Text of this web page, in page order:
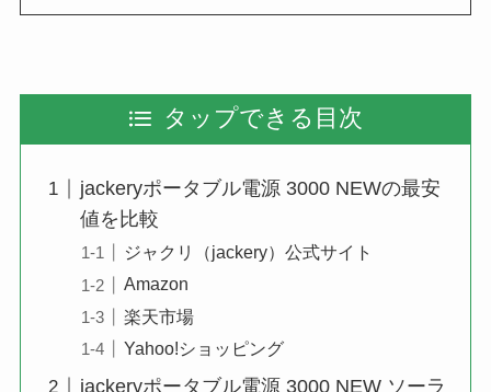
タップできる目次
jackeryポータブル電源 3000 NEWの最安
値を比較
ジャクリ（jackery）公式サイト
Amazon
楽天市場
Yahoo!ショッピング
jackeryポータブル電源 3000 NEW ソーラ